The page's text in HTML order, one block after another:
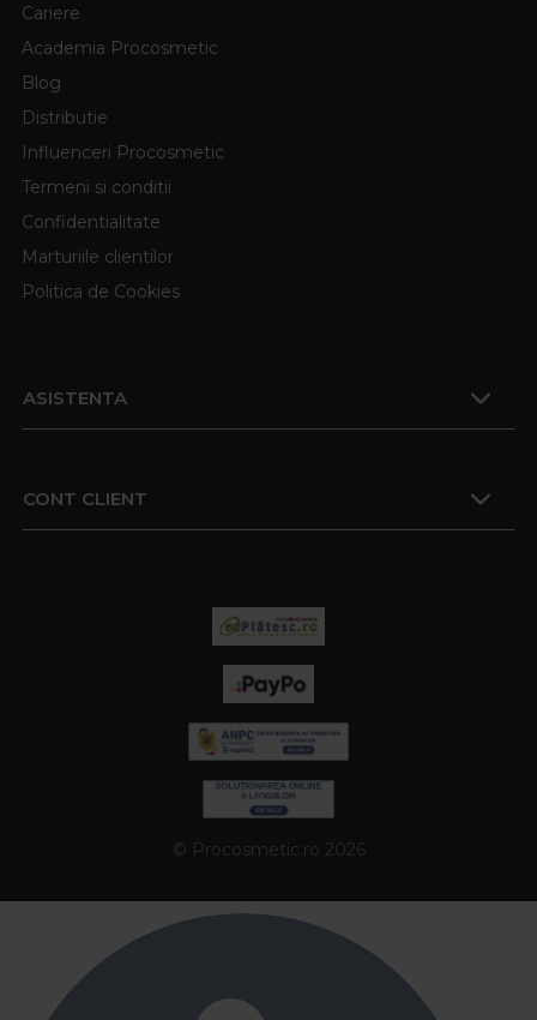
Cariere
Academia Procosmetic
Blog
Distributie
Influenceri Procosmetic
Termeni si conditii
Confidentialitate
Marturiile clientilor
Politica de Cookies
ASISTENTA
CONT CLIENT
© Procosmetic.ro 2026